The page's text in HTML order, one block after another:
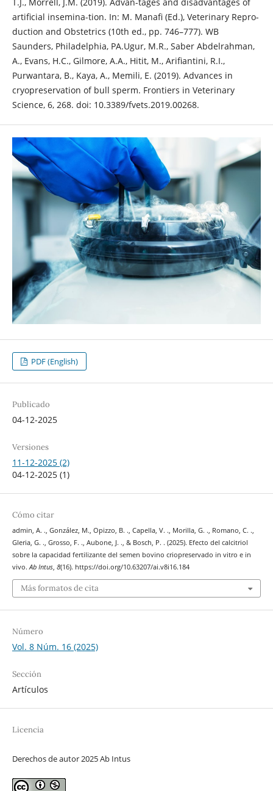
artificial insemina-tion. In: M. Manafi (Ed.), Veterinary Repro-
duction and Obstetrics (10th ed., pp. 746–777). WB
Saunders, Philadelphia, PA.Ugur, M.R., Saber Abdelrahman,
A., Evans, H.C., Gilmore, A.A., Hitit, M., Arifiantini, R.I.,
Purwantara, B., Kaya, A., Memili, E. (2019). Advances in
cryopreservation of bull sperm. Frontiers in Veterinary
Science, 6, 268. doi: 10.3389/fvets.2019.00268.
PDF (English)
Publicado
04-12-2025
Versiones
11-12-2025 (2)
04-12-2025 (1)
Cómo citar
admin, A. ., González, M., Opizzo, B. ., Capella, V. ., Morilla, G. ., Romano, C. .,
Gleria, G. ., Grosso, F. ., Aubone, J. ., & Bosch, P. . (2025). Efecto del calcitriol
sobre la capacidad fertilizante del semen bovino criopreservado in vitro e in
vivo. Ab Intus, 8(16). https://doi.org/10.63207/ai.v8i16.184
Más formatos de cita
Número
Vol. 8 Núm. 16 (2025)
Sección
Artículos
Licencia
Derechos de autor 2025 Ab Intus